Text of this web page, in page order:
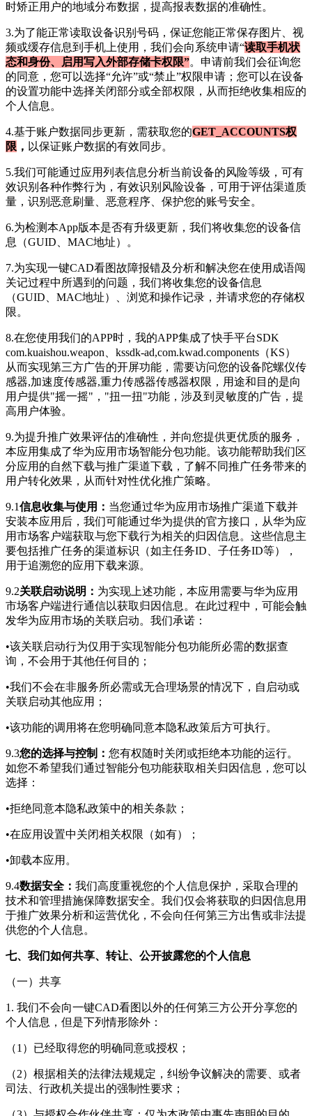
时矫正用户的地域分布数据，提高报表数据的准确性。
3.为了能正常读取设备识别号码，保证您能正常保存图片、视
频或缓存信息到手机上使用，我们会向系统申请“读取手机状
态和身份、启用写入外部存储卡权限”。申请前我们会征询您
的同意，您可以选择“允许”或“禁止”权限申请；您可以在设备
的设置功能中选择关闭部分或全部权限，从而拒绝收集相应的
个人信息。
4.基于账户数据同步更新，需获取您的GET_ACCOUNTS权
限 ， 以保证账户数据的有效同步。
5.我们可能通过应用列表信息分析当前设备的风险等级，可有
效识别各种作弊行为，有效识别风险设备，可用于评估渠道质
量，识别恶意刷量、恶意程序、保护您的账号安全。
6.为检测本App版本是否有升级更新，我们将收集您的设备信
息（GUID、MAC地址）。
7.为实现一键CAD看图故障报错及分析和解决您在使用成语闯
关记过程中所遇到的问题，我们将收集您的设备信息
（GUID、MAC地址）、浏览和操作记录，并请求您的存储权
限。
8.在您使用我们的APP时，我的APP集成了快手平台SDK
com.kuaishou.weapon、kssdk-ad,com.kwad.components（KS）
从而实现第三方广告的开屏功能，需要访问您的设备陀螺仪传
感器,加速度传感器,重力传感器传感器权限，用途和目的是向
用户提供"摇一摇"，"扭一扭"功能，涉及到灵敏度的广告，提
高用户体验。
9.为提升推广效果评估的准确性，并向您提供更优质的服务，
本应用集成了华为应用市场智能分包功能。该功能帮助我们区
分应用的自然下载与推广渠道下载，了解不同推广任务带来的
用户转化效果，从而针对性优化推广策略。
9.1信息收集与使用： 当您通过华为应用市场推广渠道下载并
安装本应用后，我们可能通过华为提供的官方接口，从华为应
用市场客户端获取与您下载行为相关的归因信息。这些信息主
要包括推广任务的渠道标识（如主任务ID、子任务ID等），
用于追溯您的应用下载来源。
9.2关联启动说明： 为实现上述功能，本应用需要与华为应用
市场客户端进行通信以获取归因信息。在此过程中，可能会触
发华为应用市场的关联启动。我们承诺：
•该关联启动行为仅用于实现智能分包功能所必需的数据查
询，不会用于其他任何目的；
•我们不会在非服务所必需或无合理场景的情况下，自启动或
关联启动其他应用；
•该功能的调用将在您明确同意本隐私政策后方可执行。
9.3您的选择与控制： 您有权随时关闭或拒绝本功能的运行。
如您不希望我们通过智能分包功能获取相关归因信息，您可以
选择：
•拒绝同意本隐私政策中的相关条款；
•在应用设置中关闭相关权限（如有）；
•卸载本应用。
9.4数据安全： 我们高度重视您的个人信息保护，采取合理的
技术和管理措施保障数据安全。我们仅会将获取的归因信息用
于推广效果分析和运营优化，不会向任何第三方出售或非法提
供您的个人信息。
七、我们如何共享、转让、公开披露您的个人信息
（一）共享
1. 我们不会向一键CAD看图 以外的任何第三方公开分享您的
个人信息，但是下列情形除外：
（1）已经取得您的明确同意或授权；
（2）根据相关的法律法规规定，纠纷争议解决的需要、或者
司法、行政机关提出的强制性要求；